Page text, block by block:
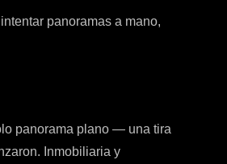
panoramas a mano,
panorama plano — una tira
Inmobiliaria y